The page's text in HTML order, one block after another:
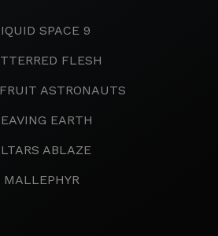
SPACE 9
FLESH
ASTRONAUTS
EARTH
ABLAZE
MALLEPHYR